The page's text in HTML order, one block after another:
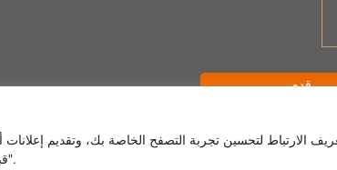
الارتباط لتحسين تجربة التصفح الخاصة بك، وتقديم
"قبول"، فإنك توافق على استخدامنا لملفات تعريف الارتباط.